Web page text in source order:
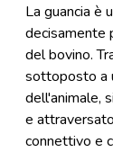
La guancia è
decisamente
del bovino.
sottoposto a
dell'animale,
e
connettivo e